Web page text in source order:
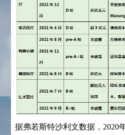
据弗若斯特沙利文数据，2020